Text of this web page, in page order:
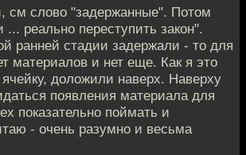
см слово "задержанные". Потом
реально переступить закон".
ранней стадии задержали - то для
материалов и нет еще. Как я это
доложили наверх. Наверху
появления материала для
показательно поймать и
- очень разумно и весьма